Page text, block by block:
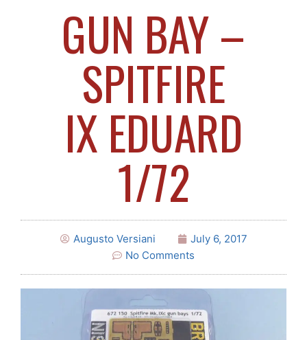
GUN BAY –
SPITFIRE
IX EDUARD
1/72
Augusto Versiani
July 6, 2017
No Comments